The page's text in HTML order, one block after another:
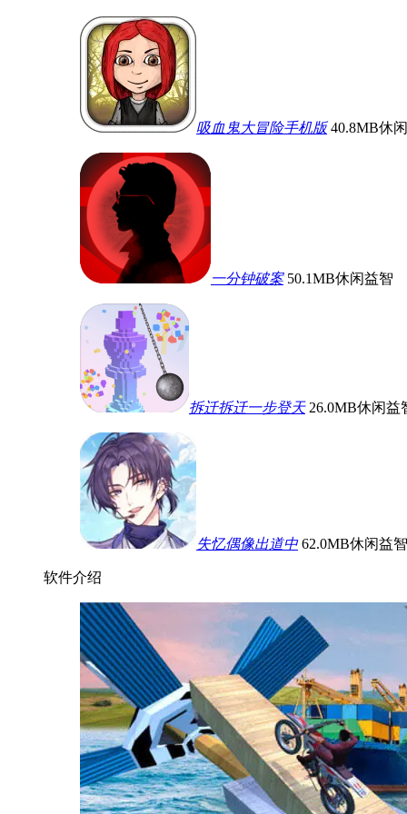
吸血鬼大冒险手机版 40.8MB休
一分钟破案 50.1MB休闲益智
拆迁拆迁一步登天 26.0MB休闲益
失忆偶像出道中 62.0MB休闲益智
软件介绍